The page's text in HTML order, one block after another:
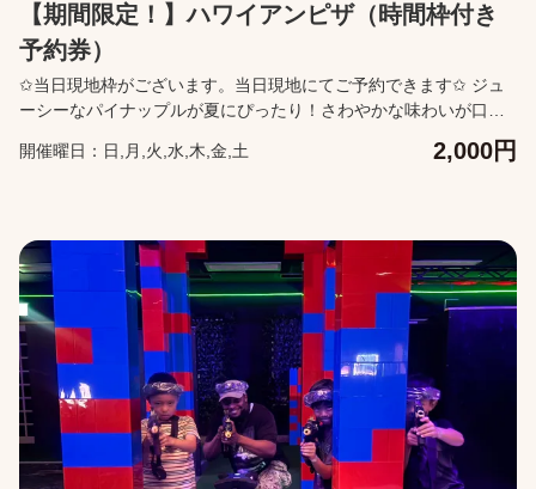
【期間限定！】ハワイアンピザ（時間枠付き
予約券）
✩当日現地枠がございます。当日現地にてご予約できます✩ ジュ
ーシーなパイナップルが夏にぴったり！さわやかな味わいが口い
っぱいに広がります。 ✩この商品は、完成後、できたてを、現地
でお召し上がりいただけます✩ 【大きさ】1人用のMサイズ。直径
更】 ・利用日を変更したい場合は、前日昼12:00まで無料で後日
への変更が可能です。 ・購入をキャンセルしたい場合は、前日昼
11:59まで無料でキャンセルが可能です。 ・予約変更・キャンセ
ルは、購入後に届くメールの「マイページ」から行ってくださ
い。
開催曜日：日,月,火,水,木,金,土 2,000円